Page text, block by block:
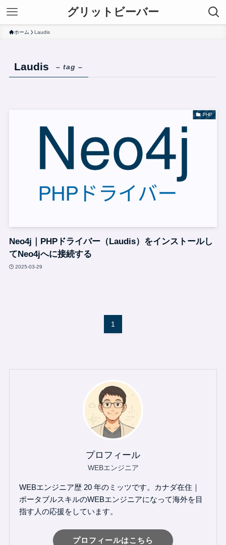
グリットビーバー
ホーム Laudis
Laudis – tag –
PHP
Neo4j｜PHPドライバー（Laudis）をインストールし
てNeo4jへに接続する
2025-03-29
1
プロフィール
WEBエンジニア
WEBエンジニア歴 20 年のミッツです。カナダ在住｜
ポータブルスキルのWEBエンジニアになって海外を目
指す人の応援をしています。
プロフィールはこちら